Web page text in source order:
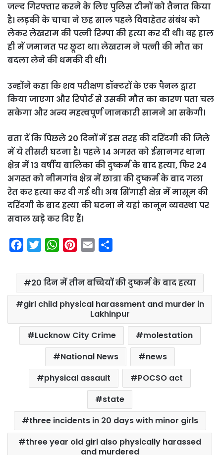
जल्द गिरफ्तार करने के लिए पुलिस टीमों को तैनात किया
है। लड़की के चाचा ने छह साल पहले विवाहेतर संबंध को
लेकर लेखराम की पत्नी रिम्पा की हत्या कर दी थी। वह हाल
ही में जमानत पर छूटा था। लेखराम ने पत्नी की मौत का
बदला लेने की धमकी दी थी।
उन्होंने कहा कि शव परीक्षण डॉक्टरों के एक पैनल द्वारा
किया जाएगा और रिपोर्ट से उसकी मौत का कारण पता चल
सकेगा और अन्य महत्वपूर्ण जानकारी सामने आ सकेगी।
बता दें कि पिछले 20 दिनों में इस तरह की दरिंदगी की जिले
में ये तीसरी घटना है। पहले 14 अगस्त को ईसानगर थाना
क्षेत्र में 13 वर्षीय बालिका की दुष्कर्म के बाद हत्या, फिर 24
अगस्त को नीमगांव क्षेत्र में छात्रा की दुष्कर्म के बाद गला
रेत कर हत्या कर दी गई थी। अब सिंगाही क्षेत्र में मासूम की
दरिंदगी के बाद हत्या की घटना ने यहां कानून व्यवस्था पर
सवाल खड़े कर दिए हैं।
c
e
b
o
k
i
t
r
W
a
t
s
p
p
n
t
e
e
s
t
a
i
l
a
r
e
20 दिन में तीन बच्चियों की दुष्कर्म के बाद हत्या
girl child physical harassment and murder in
Lakhinpur
Lucknow City Crime
molestation
National News
news
physical assault
POCSO act
state
three incidents in 20 days with minor girls
three year old girl also physically harassed
and murdered